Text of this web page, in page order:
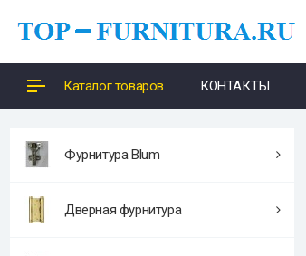
Каталог товаров КОНТАКТЫ
Фурнитура Blum
Дверная фурнитура